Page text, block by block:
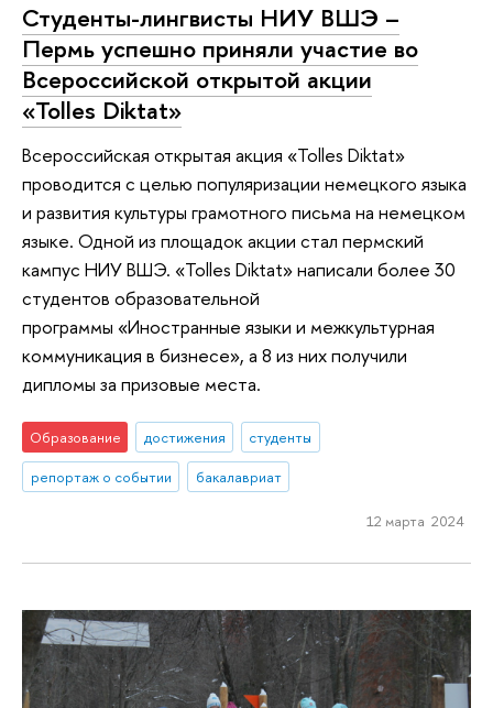
Студенты-лингвисты НИУ ВШЭ –
Пермь успешно приняли участие во
Всероссийской открытой акции
«Tolles Diktat»
Всероссийская открытая акция «Tolles Diktat»
проводится с целью популяризации немецкого языка
и развития культуры грамотного письма на немецком
языке. Одной из площадок акции стал пермский
кампус НИУ ВШЭ. «Tolles Diktat» написали более 30
студентов образовательной
программы «Иностранные языки и межкультурная
коммуникация в бизнесе», а 8 из них получили
дипломы за призовые места.
Образование достижения
студенты
репортаж о событии
бакалавриат
12 марта 2024